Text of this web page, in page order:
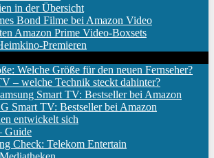
in der Übersicht
Bond Filme bei Amazon Video
Amazon Prime Video-Boxsets
Premieren
Welche Größe für den neuen Fernseher?
– welche Technik steckt dahinter?
Smart TV: Bestseller bei Amazon
Smart TV: Bestseller bei Amazon
entwickelt sich
Guide
Check: Telekom Entertain